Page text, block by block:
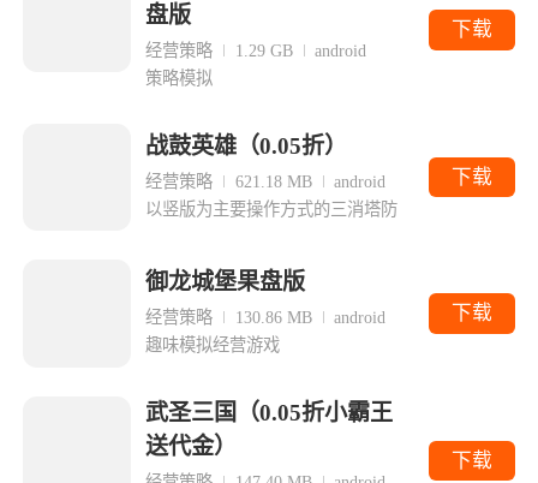
盘版
经营策略 1.29 GB
android
策略模拟
下载
战鼓英雄（0.05折）
经营策略 621.18 MB
android
以竖版为主要操作方式的三消塔防
下载
御龙城堡果盘版
经营策略 130.86 MB
android
趣味模拟经营游戏
下载
武圣三国（0.05折小霸王
送代金）
下载